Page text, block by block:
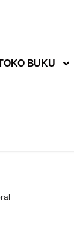
BUKU